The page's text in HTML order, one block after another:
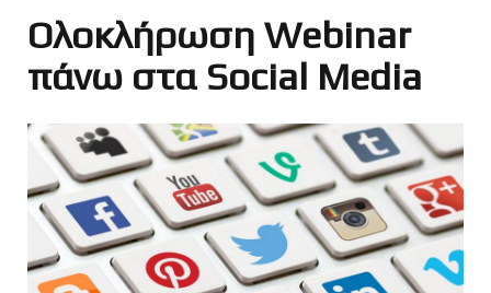
Ολοκλήρωση Webinar
πάνω στα Social Media